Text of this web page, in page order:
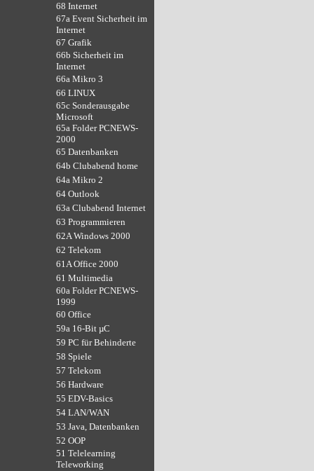
68 Internet
67a Event Sicherheit im
Internet
67 Grafik
66b Sicherheit im
Internet
66a Mikro 3
66 LINUX
65c Sonderausgabe
Microsoft
65a Folder PCNEWS-
2000
65 Datenbanken
64b Clubabend home
64a Mikro 2
64 Outlook
63a Clubabend Internet
63 Programmieren
62A Windows 2000
62 Telekom
61A Office 2000
61 Multimedia
60a Folder PCNEWS-
1999
60 Office
59a 16-Bit µC
59 PC für Behinderte
58 Spiele
57 Telekom
56 Hardware
55 EDV-Basics
54 LAN/WAN
53 Java, Datenbanken
52 OOP
51 Telelearning
Teleworking